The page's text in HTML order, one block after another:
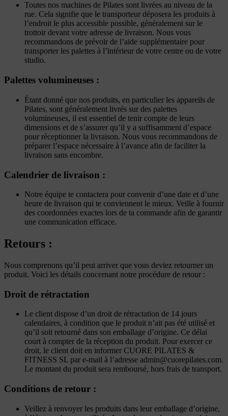
Toutes nos machines de Pilates sont livrées au niveau de la
rue. Cela signifie que le transporteur déposera les produits à
l’endroit le plus accessible possible, généralement sur le
trottoir devant votre adresse de livraison. Nous vous
recommandons de prévoir de l’aide supplémentaire pour
transporter les palettes à l’intérieur de votre centre ou de votre
studio.
Palettes volumineuses :
Étant donné que nos produits, en particulier les appareils de
Pilates, sont généralement livrés sur des palettes
volumineuses, il est essentiel de tenir compte de leurs
dimensions et de s’assurer qu’il y a suffisamment d’espace
pour réceptionner la livraison. Nous vous recommandons de
préparer l’espace nécessaire à l’avance afin de faciliter la
livraison sans encombre.
Calendrier de livraison :
Notre équipe te contactera pour convenir d’une date et d’une
heure de livraison qui te conviennent le mieux. Veille à fournir
des coordonnées exactes lors de ta commande afin de garantir
une communication efficace.
Retours :
Nous comprenons qu’il peut arriver que vous deviez retourner un
produit. Voici les détails concernant notre procédure de retour :
Droit de rétractation
Le client dispose d’un droit de rétractation de 14 jours
calendaires, à condition que le produit n’ait pas été utilisé et
qu’il soit retourné dans son emballage d’origine. Ce délai
court à compter de la réception du produit. Pour exercer ce
droit, le client doit en informer CUORE PILATES &
FITNESS SL par e-mail à l’adresse admin@cuorepilates.com.
Le montant du produit sera remboursé, hors frais de transport.
Conditions de retour :
Veillez à renvoyer les produits dans leur emballage d’origine,